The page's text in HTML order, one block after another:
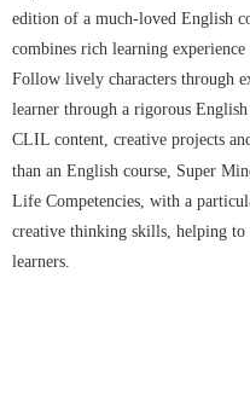
edition of a much-loved English
combines rich learning
Follow lively characters through
learner through a rigorous
CLIL content, creative projects
than an English course, Super
Life Competencies, with a
creative thinking skills, helping to
learners.